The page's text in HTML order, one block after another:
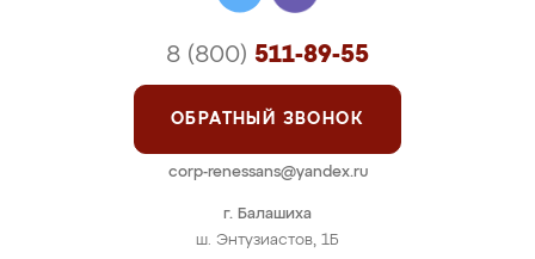
г. Балашиха
ш. Энтузиастов, 1Б
8 (800) 511-89-55
ОБРАТНЫЙ ЗВОНОК
corp-renessans@yandex.ru